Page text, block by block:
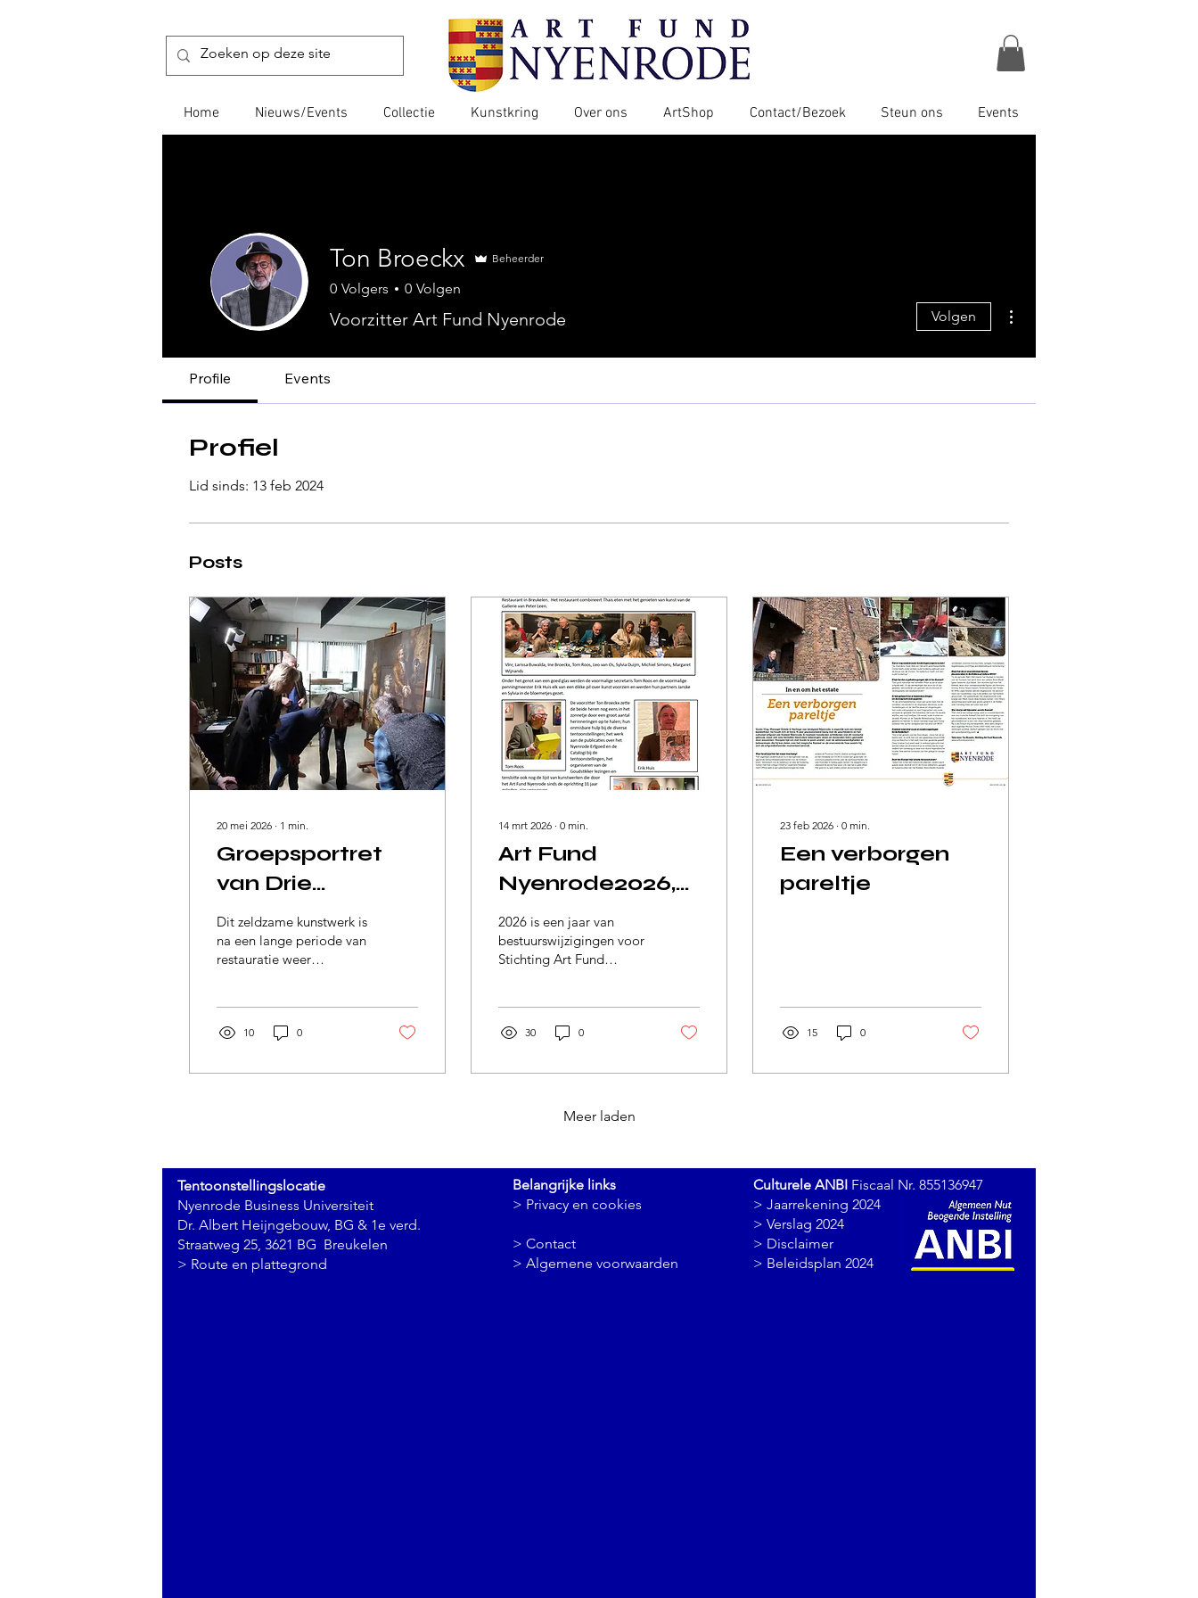
Home Nieuws/Events Collectie Kunstkring Over ons ArtShop Contact/Bezoek Steun ons Events
Ton Broeckx Beheerder
0 Volgers 0 Volgen
Voorzitter Art Fund Nyenrode Volgen
Profile Events
Profiel
Lid sinds: 13 feb 2024
Posts
20 mei 2026 ∙ 1 min.
Groepsportret
van Drie
Kinderen, J.
Weenix jr. (1641-
1719) geschilderd
in1707
Dit zeldzame kunstwerk is
na een lange periode van
restauratie weer
kasteel Nyenrode.
10 0
14 mrt 2026 ∙ 0 min.
Art Fund
Nyenrode2026,
Starters and
Leavers
2026 is een jaar van
bestuurswijzigingen voor
Stichting Art Fund
en de start van nieuwe
werd op 5 maart 2026
ontvangst en diner.
30 0
23 feb 2026 ∙ 0 min.
Een verborgen
pareltje
15 0
Meer laden
Tentoonstellingslocatie
Nyenrode Business Universiteit
Dr. Albert Heijngebouw, BG & 1e verd.
Straatweg 25, 3621 BG Breukelen
> Route en plattegrond
Belangrijke links
> Privacy en cookies
> Contact
> Algemene voorwaarden
Culturele ANBI Fiscaal Nr. 855136947
> Jaarrekening 2024
> Verslag 2024
> Disclaimer
> Beleidsplan 2024